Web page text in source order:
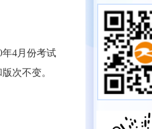
4月份考试
次不变。